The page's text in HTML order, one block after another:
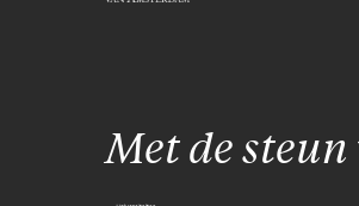
Met de steun